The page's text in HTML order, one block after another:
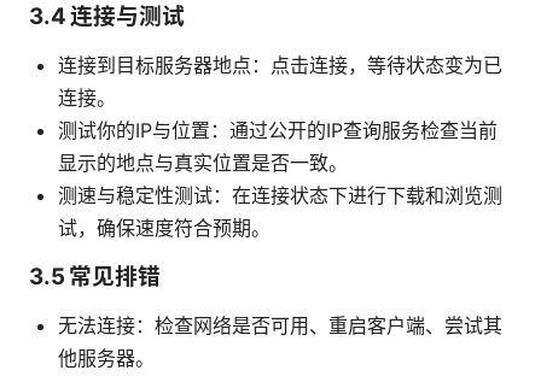
3.4 连接与测试
连接到目标服务器地点：点击连接，等待状态变为已
连接。
测试你的IP与位置：通过公开的IP查询服务检查当前
显示的地点与真实位置是否一致。
测速与稳定性测试：在连接状态下进行下载和浏览测
试，确保速度符合预期。
3.5 常见排错
无法连接：检查网络是否可用、重启客户端、尝试其
他服务器。